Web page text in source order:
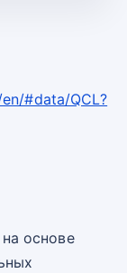
#data/QCL?
основе